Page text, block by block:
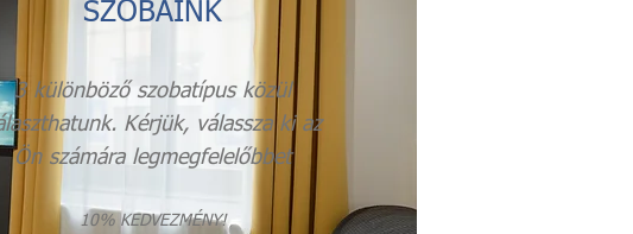
SZOBÁINK
3 különböző szobatípus közül
Kérjük, válassza ki az
Ön számára legmegfelelőbbet
10% KEDVEZMÉNY!